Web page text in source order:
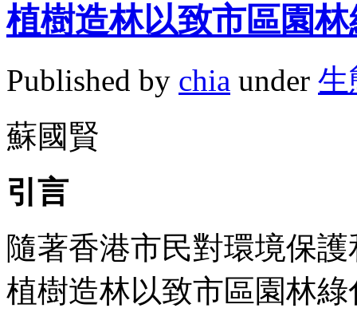
植樹造林以致市區園
Published by chia under 生
蘇國賢
引言
隨著香港市民對環境保
植樹造林以致市區園林